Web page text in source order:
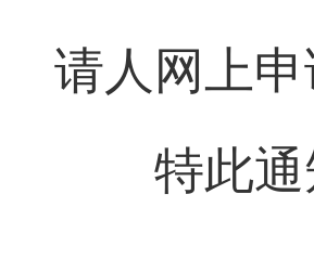
请人网上
特此通